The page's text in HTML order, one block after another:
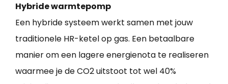
Hybride warmtepomp
Een hybride systeem werkt samen met jouw
traditionele HR-ketel op gas. Een betaalbare
manier om een lagere energienota te realiseren
waarmee je de CO2 uitstoot tot wel 40%